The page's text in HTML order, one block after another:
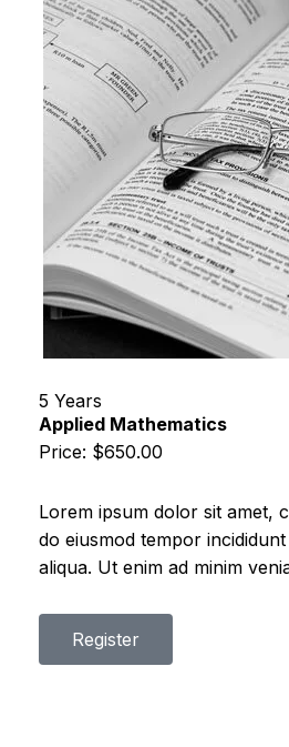
5 Years
Applied Mathematics
Price: $650.00
Lorem ipsum dolor sit amet,
do eiusmod tempor
aliqua. Ut enim ad minim
Register